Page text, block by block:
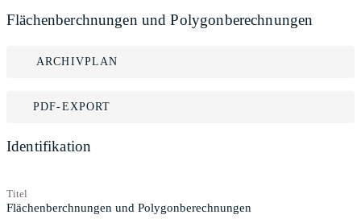
Flächenberchnungen und Polygonberechnungen
ARCHIVPLAN
PDF-EXPORT
Identifikation
Titel
Flächenberchnungen und Polygonberechnungen